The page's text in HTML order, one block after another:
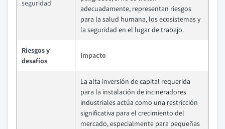
seguridad
adecuadamente, representan riesgos
para la salud humana, los ecosistemas y
la seguridad en el lugar de trabajo.
Riesgos y
desafíos
Impacto
La alta inversión de capital requerida
para la instalación de incineradores
industriales actúa como una restricción
significativa para el crecimiento del
mercado, especialmente para pequeñas